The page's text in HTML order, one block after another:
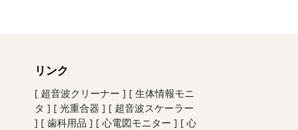
リンク
[ 超音波クリーナー ] [ 生体情報モニ
タ ] [ 光重合器 ] [ 超音波スケーラー
] [ 歯科用品 ] [ 心電図モニター ] [ 心